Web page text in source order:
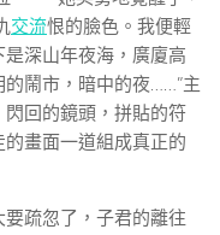
交流恨的臉色。我便輕
深山年夜海，廣廈高
鬧市，暗中的夜……”主
回的鏡頭，拼貼的符
畫面一道組成真正的
疏忽了，子君的離往